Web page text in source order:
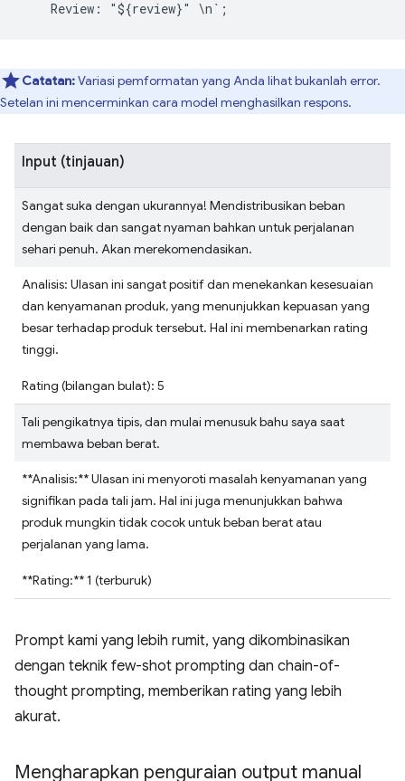
Catatan:Variasi pemformatan yang Anda lihat bukanlah error.
Setelan ini mencerminkan cara model menghasilkan respons.
Input (tinjauan)
Sangat suka dengan ukurannya! Mendistribusikan beban
dengan baik dan sangat nyaman bahkan untuk perjalanan
sehari penuh. Akan merekomendasikan.
Analisis: Ulasan ini sangat positif dan menekankan kesesuaian
dan kenyamanan produk, yang menunjukkan kepuasan yang
besar terhadap produk tersebut. Hal ini membenarkan rating
tinggi.
Rating (bilangan bulat): 5
Tali pengikatnya tipis, dan mulai menusuk bahu saya saat
membawa beban berat.
**Analisis:** Ulasan ini menyoroti masalah kenyamanan yang
signifikan pada tali jam. Hal ini juga menunjukkan bahwa
produk mungkin tidak cocok untuk beban berat atau
perjalanan yang lama.
**Rating:** 1 (terburuk)
Prompt kami yang lebih rumit, yang dikombinasikan
dengan teknik few-shot prompting dan chain-of-
thought prompting, memberikan rating yang lebih
akurat.
Mengharapkan penguraian output manual